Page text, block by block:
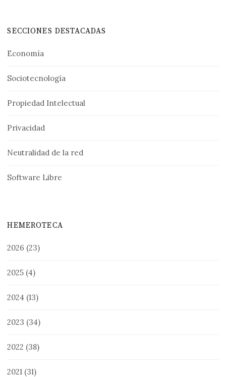
SECCIONES DESTACADAS
Economía
Sociotecnología
Propiedad Intelectual
Privacidad
Neutralidad de la red
Software Libre
HEMEROTECA
2026 (23)
2025 (4)
2024 (13)
2023 (34)
2022 (38)
2021 (31)